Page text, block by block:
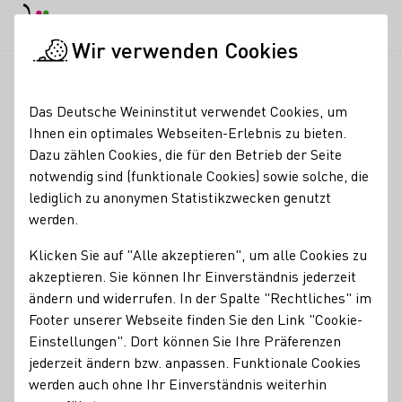
Bäder - Jens & Katja
Bäder
Jedes Jahr an Christi Himmelfahrt findet unsere Große
Frühjahrsweinprobe statt. Weitere Infos unter
www.weingutbaeder.de
Erzeugnisse
Bio Perlwein / Secco Sekt Vegan Wein Roséwein
Mitgliedschaften
Wir verwenden Cookies
Das Deutsche Weininstitut verwendet Cookies, um
Ihnen ein optimales Webseiten-Erlebnis zu bieten.
Dazu zählen Cookies, die für den Betrieb der Seite
notwendig sind (funktionale Cookies) sowie solche, die
lediglich zu anonymen Statistikzwecken genutzt
werden.
Klicken Sie auf "Alle akzeptieren", um alle Cookies zu
akzeptieren. Sie können Ihr Einverständnis jederzeit
ändern und widerrufen. In der Spalte "Rechtliches" im
Footer unserer Webseite finden Sie den Link "Cookie-
Einstellungen". Dort können Sie Ihre Präferenzen
jederzeit ändern bzw. anpassen. Funktionale Cookies
werden auch ohne Ihr Einverständnis weiterhin